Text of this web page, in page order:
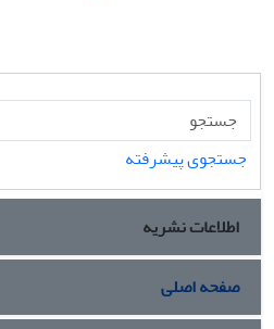
جستجوی پیشرفته
اطلاعات نشریه
صفحه اصلی